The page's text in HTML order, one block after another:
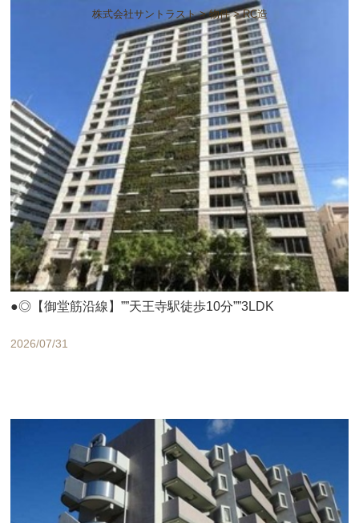
株式会社サントラスト>物件>RC造
●◎【御堂筋沿線】””天王寺駅徒歩10分””3LDK
2026/07/31